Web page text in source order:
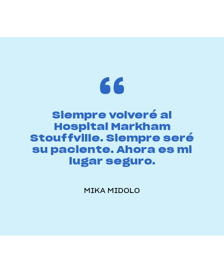
Siempre volveré al
Hospital Markham
Stouffville. Siempre seré
su paciente. Ahora es mi
lugar seguro.
MIKA MIDOLO